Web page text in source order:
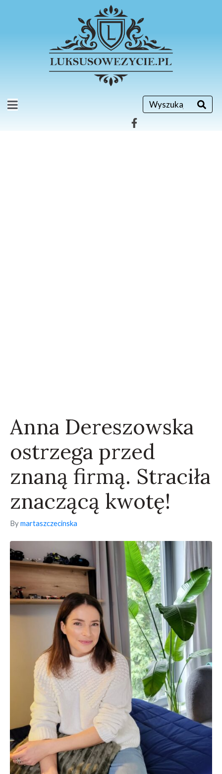
Anna Dereszowska
ostrzega przed
znaną firmą. Straciła
znaczącą kwotę!
Bymartaszczecinska